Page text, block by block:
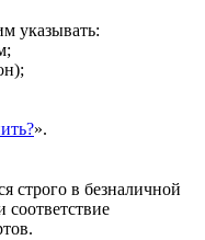
указывать:
».
строго в безналичной
соответствие